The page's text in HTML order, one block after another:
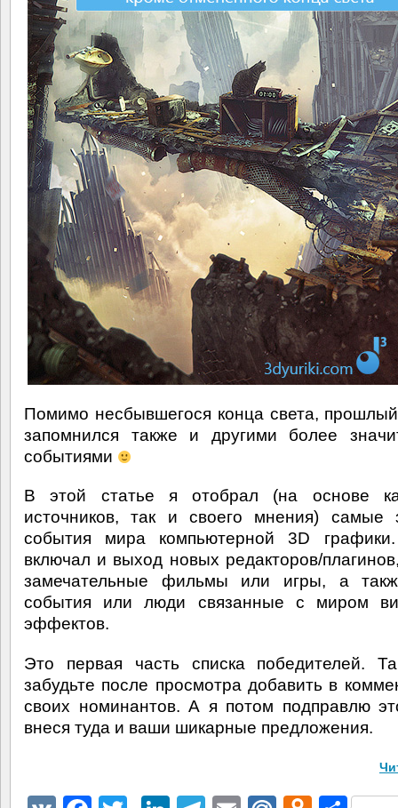
Помимо несбывшегося конца света,
запомнился также и другими более
событиями
В этой статье я отобрал (на основе
источников, так и своего мнения) самые
события мира компьютерной 3D
включал и выход новых редакторов/
замечательные фильмы или игры, а
события или люди связанные с миром
эффектов.
Это первая часть списка победителей.
забудьте после просмотра добавить в
своих номинантов. А я потом подправлю
внеся туда и ваши шикарные предложения.